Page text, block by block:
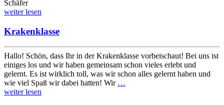
Schäfer
weiter lesen
Krakenklasse
Hallo! Schön, dass Ihr in der Krakenklasse vorbeischaut! Bei uns ist
einiges los und wir haben gemeinsam schon vieles erlebt und
gelernt. Es ist wirklich toll, was wir schon alles gelernt haben und
wie viel Spaß wir dabei hatten! Wir …
weiter lesen